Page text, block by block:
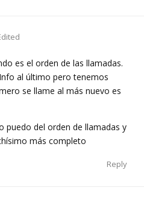
es el orden de las llamadas.
al último pero tenemos
se llame al más nuevo es
puedo del orden de llamadas y
más completo
Reply